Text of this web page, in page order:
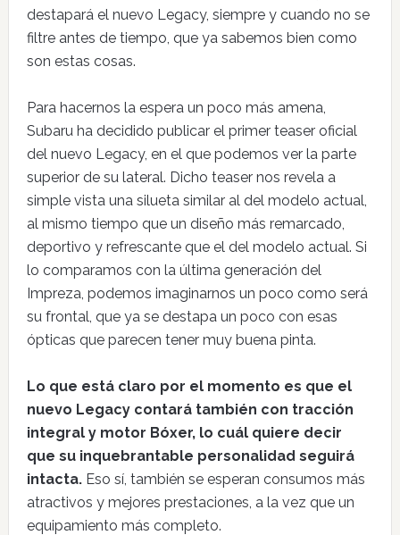
destapará el nuevo Legacy, siempre y cuando no se
filtre antes de tiempo, que ya sabemos bien como
son estas cosas.
Para hacernos la espera un poco más amena,
Subaru ha decidido publicar el primer teaser oficial
del nuevo Legacy, en el que podemos ver la parte
superior de su lateral. Dicho teaser nos revela a
simple vista una silueta similar al del modelo actual,
al mismo tiempo que un diseño más remarcado,
deportivo y refrescante que el del modelo actual. Si
lo comparamos con la última generación del
Impreza, podemos imaginarnos un poco como será
su frontal, que ya se destapa un poco con esas
ópticas que parecen tener muy buena pinta.
Lo que está claro por el momento es que el
nuevo Legacy contará también con tracción
integral y motor Bóxer, lo cuál quiere decir
que su inquebrantable personalidad seguirá
intacta.Eso sí, también se esperan consumos más
atractivos y mejores prestaciones, a la vez que un
equipamiento más completo.